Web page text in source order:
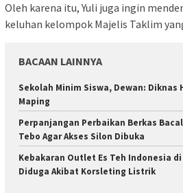
Oleh karena itu, Yuli juga ingin
keluhan kelompok Majelis Taklim
BACAAN LAINNYA
Sekolah Minim Siswa, Dewan: Diknas
Maping
Perpanjangan Perbaikan Berkas
Tebo Agar Akses Silon Dibuka
Kebakaran Outlet Es Teh Indonesia
Diduga Akibat Korsleting Listrik